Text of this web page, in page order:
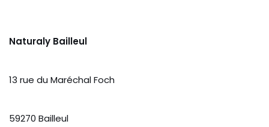
Naturaly Bailleul
13 rue du Maréchal Foch
59270 Bailleul